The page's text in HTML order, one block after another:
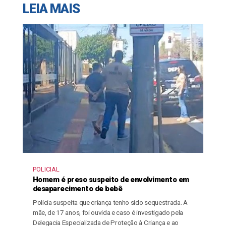
LEIA MAIS
POLICIAL
Homem é preso suspeito de envolvimento em
desaparecimento de bebê
Polícia suspeita que criança tenho sido sequestrada. A
mãe, de 17 anos, foi ouvida e caso é investigado pela
Delegacia Especializada de Proteção à Criança e ao